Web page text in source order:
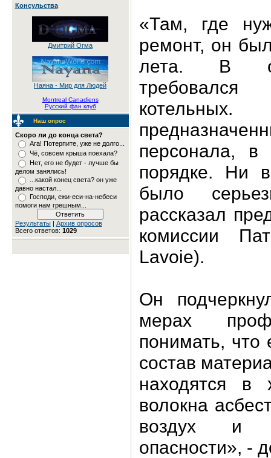
Консульства
Дмитрий Огма
Наяна - Мир для Людей
Montreal Canadiens
Русский фан клуб
Наш опрос
Скоро ли до конца света?
Ага! Потерпите, уже не долго...
Чё, совсем крыша поехала?
Нет, его не будет - лучше бы
делом занялись!
...какой конец света? он уже
давно настал...
Господи, ежи-еси-на-небеси
помоги нам грешным...
Результаты| Архив опросов
Всего ответов: 1029
«Там, где
ремонт, он
лета. В
персонала,
порядке. Ни
было
рассказал
комиссии
Lavoie).
Он
мерах
понимать, что
состав
находятся в
волокна
воздух и
опасности», -